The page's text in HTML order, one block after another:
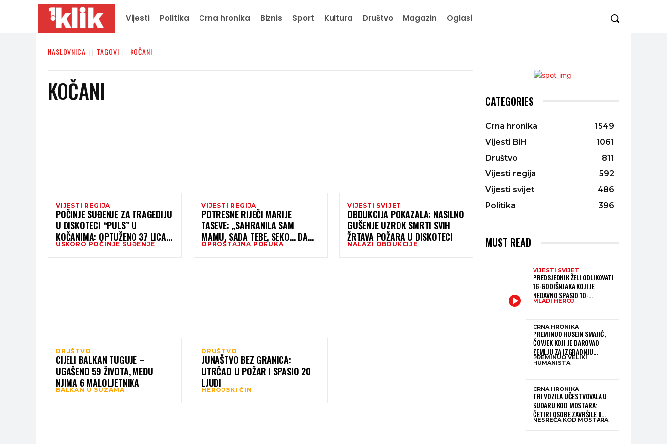
Vijesti Politika Crna hronika Biznis Sport Kultura Društvo Magazin Oglasi
NASLOVNICA TAGOVI KOČANI
KOČANI
VIJESTI REGIJA
POČINJE SUĐENJE ZA TRAGEDIJU
U DISKOTECI “PULS” U
KOČANIMA: OPTUŽENO 37 LICA,
63 OSOBE IZGUBILE ŽIVOT
USKORO POČINJE SUĐENJE
VIJESTI REGIJA
POTRESNE RIJEČI MARIJE
TASEVE: „SAHRANILA SAM
MAMU, SADA TEBE, SEKO… DA
SAM ZNALA, IZGORJELE BISMO
OPROŠTAJNA PORUKA
VIJESTI SVIJET
OBDUKCIJA POKAZALA: NASILNO
GUŠENJE UZROK SMRTI SVIH
ŽRTAVA POŽARA U DISKOTECI
NALAZI OBDUKCIJE
DRUŠTVO
CIJELI BALKAN TUGUJE –
UGAŠENO 59 ŽIVOTA, MEĐU
NJIMA 6 MALOLJETNIKA
BALKAN U SUZAMA
DRUŠTVO
JUNAŠTVO BEZ GRANICA:
UTRČAO U POŽAR I SPASIO 20
LJUDI
HEROJSKI ČIN
CATEGORIES
Crna hronika
1549
Vijesti BiH
1061
Društvo
811
Vijesti regija
592
Vijesti svijet
486
Politika
396
MUST READ
VIJESTI SVIJET
PREDSJEDNIK ŽELI ODLIKOVATI
16-GODIŠNJAKA KOJI JE
NEDAVNO SPASIO 10-
GODIŠNJEG DJEČAKA IZ
MLADI HEROJ
CRNA HRONIKA
PREMINUO HUSEIN SMAJIĆ,
ČOVJEK KOJI JE DAROVAO
ZEMLJU ZA IZGRADNJU
KATOLIČKE CRKVE U BUGOJNU
PREMINUO VELIKI
HUMANISTA
CRNA HRONIKA
TRI VOZILA UČESTVOVALA U
SUDARU KOD MOSTARA:
ČETIRI OSOBE ZAVRŠILE U
BOLNICI
NESREĆA KOD MOSTARA